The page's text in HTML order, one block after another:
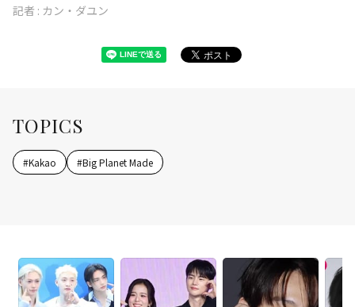
記者 : カン・ダユン
TOPICS
#Kakao #Big Planet Made